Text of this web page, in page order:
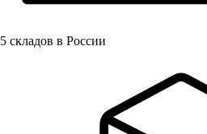
5 складов в России